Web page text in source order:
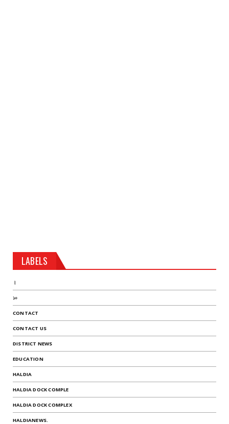
LABELS
।
১০
CONTACT
CONTACT US
DISTRICT NEWS
EDUCATION
HALDIA
HALDIA DOCK COMPLE
HALDIA DOCK COMPLEX
HALDIANEWS.